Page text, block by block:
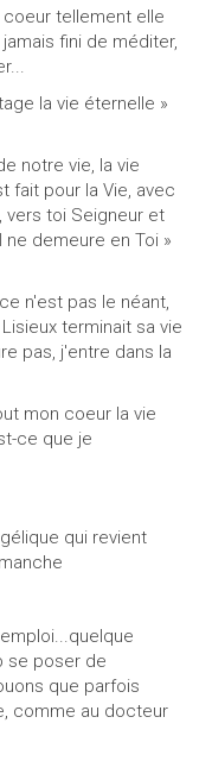
tellement elle
fini de méditer,
la vie éternelle »
notre vie, la vie
fait pour la Vie, avec
vers toi Seigneur et
demeure en Toi »
n'est pas le néant,
terminait sa vie
pas, j'entre dans la
mon coeur la vie
ce que je
qui revient
se poser de
que parfois
comme au docteur